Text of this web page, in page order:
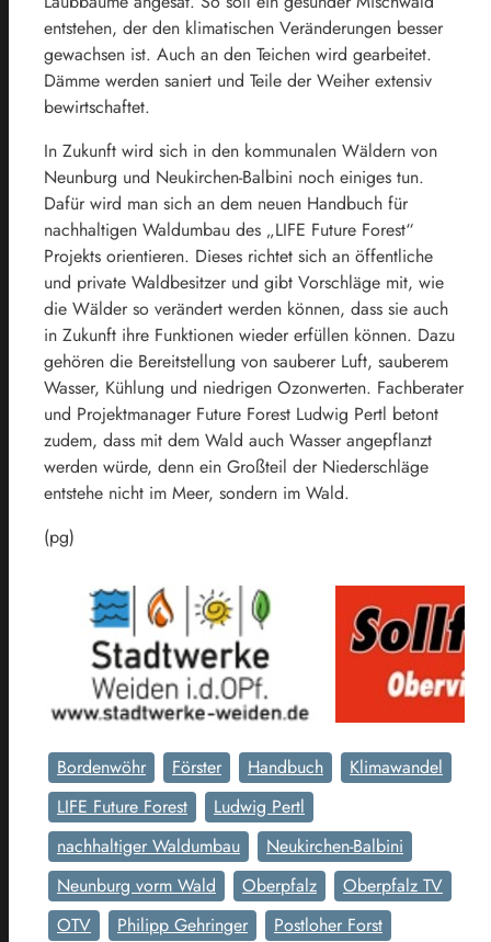
entstehen, der den klimatischen Veränderungen besser
gewachsen ist. Auch an den Teichen wird gearbeitet.
Dämme werden saniert und Teile der Weiher extensiv
bewirtschaftet.
In Zukunft wird sich in den kommunalen Wäldern von
Neunburg und Neukirchen-Balbini noch einiges tun.
Dafür wird man sich an dem neuen Handbuch für
nachhaltigen Waldumbau des „LIFE Future Forest“
Projekts orientieren. Dieses richtet sich an öffentliche
und private Waldbesitzer und gibt Vorschläge mit, wie
die Wälder so verändert werden können, dass sie auch
in Zukunft ihre Funktionen wieder erfüllen können. Dazu
gehören die Bereitstellung von sauberer Luft, sauberem
Wasser, Kühlung und niedrigen Ozonwerten. Fachberater
und Projektmanager Future Forest Ludwig Pertl betont
zudem, dass mit dem Wald auch Wasser angepflanzt
werden würde, denn ein Großteil der Niederschläge
entstehe nicht im Meer, sondern im Wald.
(pg)
Bordenwöhr Förster Handbuch
Klimawandel
LIFE Future Forest
Ludwig Pertl
nachhaltiger Waldumbau
Neukirchen-Balbini
Neunburg vorm Wald
Oberpfalz
Oberpfalz TV
OTV
Philipp Gehringer
Postloher Forst